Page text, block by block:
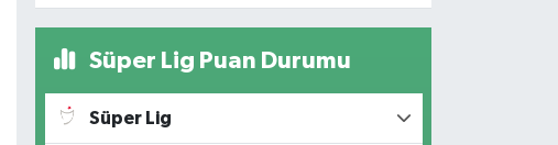
hayatını kaybetti, 1'i
Süper Lig Puan Durumu
Süper Lig